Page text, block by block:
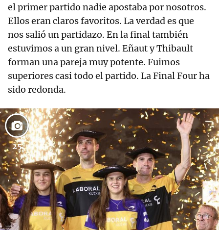
el primer partido nadie apostaba por nosotros.
Ellos eran claros favoritos. La verdad es que
nos salió un partidazo. En la final también
estuvimos a un gran nivel. Eñaut y Thibault
forman una pareja muy potente. Fuimos
superiores casi todo el partido. La Final Four ha
sido redonda.
25